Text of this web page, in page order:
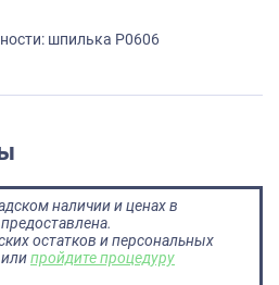
шпилька P0606
наличии и ценах в
остатков и персональных
илипройдите процедуру